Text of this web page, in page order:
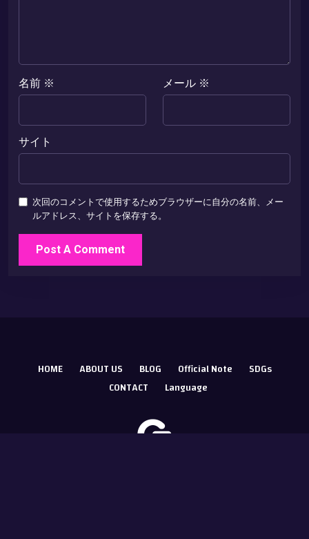
名前 ※ メール ※
サイト
次回のコメントで使用するためブラウザーに自分の名前、メー
ルアドレス、サイトを保存する。
HOME ABOUT US BLOG Official Note
SDGs
CONTACT
Language